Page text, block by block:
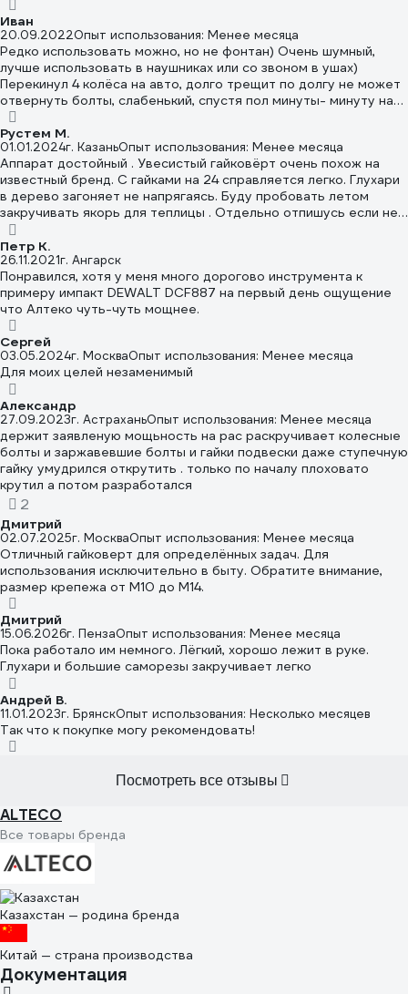
включении услышал периодический стук-скрежет редуктора.
Вскрыл, выскреб стружку из шестерен планетарного
редуктора, наложил смазки от души и закрыл. Жужжать стал
тише. День отработал на разных гайках, болтах и болтиках.
Впечатление хорошее. Кстати по поводу замены колес. Тут
все берут гайковерт именно для этого. Настоятельно
рекомендую вам не срывать и не затягивать колесные гайки/
болты гайковертом. Они все идут с декоративным и защитным
покрытием (анодирование, хромирование или нержавеющий
колпак). От ударов гайковертом покрытие нарушается, на
углах откалывается, потом ржавеют. Колпачки
расклепываются так, что головка перестает одеваться, потом
и вовсе сваливаются. Сейчас совсем немного машин ездит с
целыми не побитыми колесными гайками (яркое
свидетельство аккуратной ручной замены колес). Это из-за
шиномонтажек с их пневмо-гайковертами. На максимальном
усилии срывают и затягивают. Так делать нельзя. Возьмите
себе метровый вороток. Перед откручиванием отпустили
слега гайки/болты, потом можно и гайковертом. И затягивать
также. Сначала гайковертом закрутили, слегка подтянули,
потом воротком на земле вручную окончательно. Совсем
правильно затягивать колеса динамометрическим ключом. Все
болты на колесе должны быть затянуты с одинаковым
усилием (и секретки в том числе). Ни пневмо, ни электро
гайковертом такого не добиться. Просто поверьте, что на
такой простой операции достаточно много было заложено
мин и многие так и не поняли из-за чего через пару месяцев
начались проблемы. Отступление по безопасности. Несмотря
на качественную пропитку лаком обмотки якоря, все же есть
вероятность пробоя. Якорь электрически связан с
редуктором, выходным валом и корпусом редуктора. А вилка
не имеет защитного заземления. Соотнесите стоимость
вашей жизни с личной удачей и примите решение по
установке УЗО, от которого будет запитано рабочее место.
Ну и в сырости (когда с колесной арки капает грязь) работать
таким гайковертом тоже опасно.
Иван
20.09.2022Опыт использования: Менее месяца
Редко использовать можно, но не фонтан) Очень шумный,
лучше использовать в наушниках или со звоном в ушах)
Перекинул 4 колёса на авто, долго трещит по долгу не может
отвернуть болты, слабенький, спустя пол минуты- минуту на
один болт уходит, но в итоге откручивает, к 3-4 колесу очень
сильно нагревается, ударная головка нагревается так что в
руках невозможно держать. Для разового редкого
использования пойдёт. Для постоянного однозначно нет.
Рустем М.
01.01.2024г. КазаньОпыт использования: Менее месяца
Аппарат достойный . Увесистый гайковёрт очень похож на
известный бренд. С гайками на 24 справляется легко. Глухари
в дерево загоняет не напрягаясь. Буду пробовать летом
закручивать якорь для теплицы . Отдельно отпишусь если не
забуду конечно.
Петр К.
26.11.2021г. Ангарск
Понравился, хотя у меня много дорогово инструмента к
примеру импакт DEWALT DCF887 на первый день ощущение
что Алтеко чуть-чуть мощнее.
Сергей
03.05.2024г. МоскваОпыт использования: Менее месяца
Для моих целей незаменимый
Александр
27.09.2023г. АстраханьОпыт использования: Менее месяца
держит заявленую мощьность на рас раскручивает колесные
болты и заржавевшие болты и гайки подвески даже ступечную
гайку умудрился открутить . только по началу плоховато
крутил а потом разработался
2
Дмитрий
02.07.2025г. МоскваОпыт использования: Менее месяца
Отличный гайковерт для определённых задач. Для
использования исключительно в быту. Обратите внимание,
размер крепежа от М10 до М14.
Дмитрий
15.06.2026г. ПензаОпыт использования: Менее месяца
Пока работало им немного. Лёгкий, хорошо лежит в руке.
Глухари и большие саморезы закручивает легко
Андрей В.
11.01.2023г. БрянскОпыт использования: Несколько месяцев
Так что к покупке могу рекомендовать!
Посмотреть все отзывы
ALTECO
Все товары бренда
Казахстан — родина бренда
Китай — страна производства
Документация